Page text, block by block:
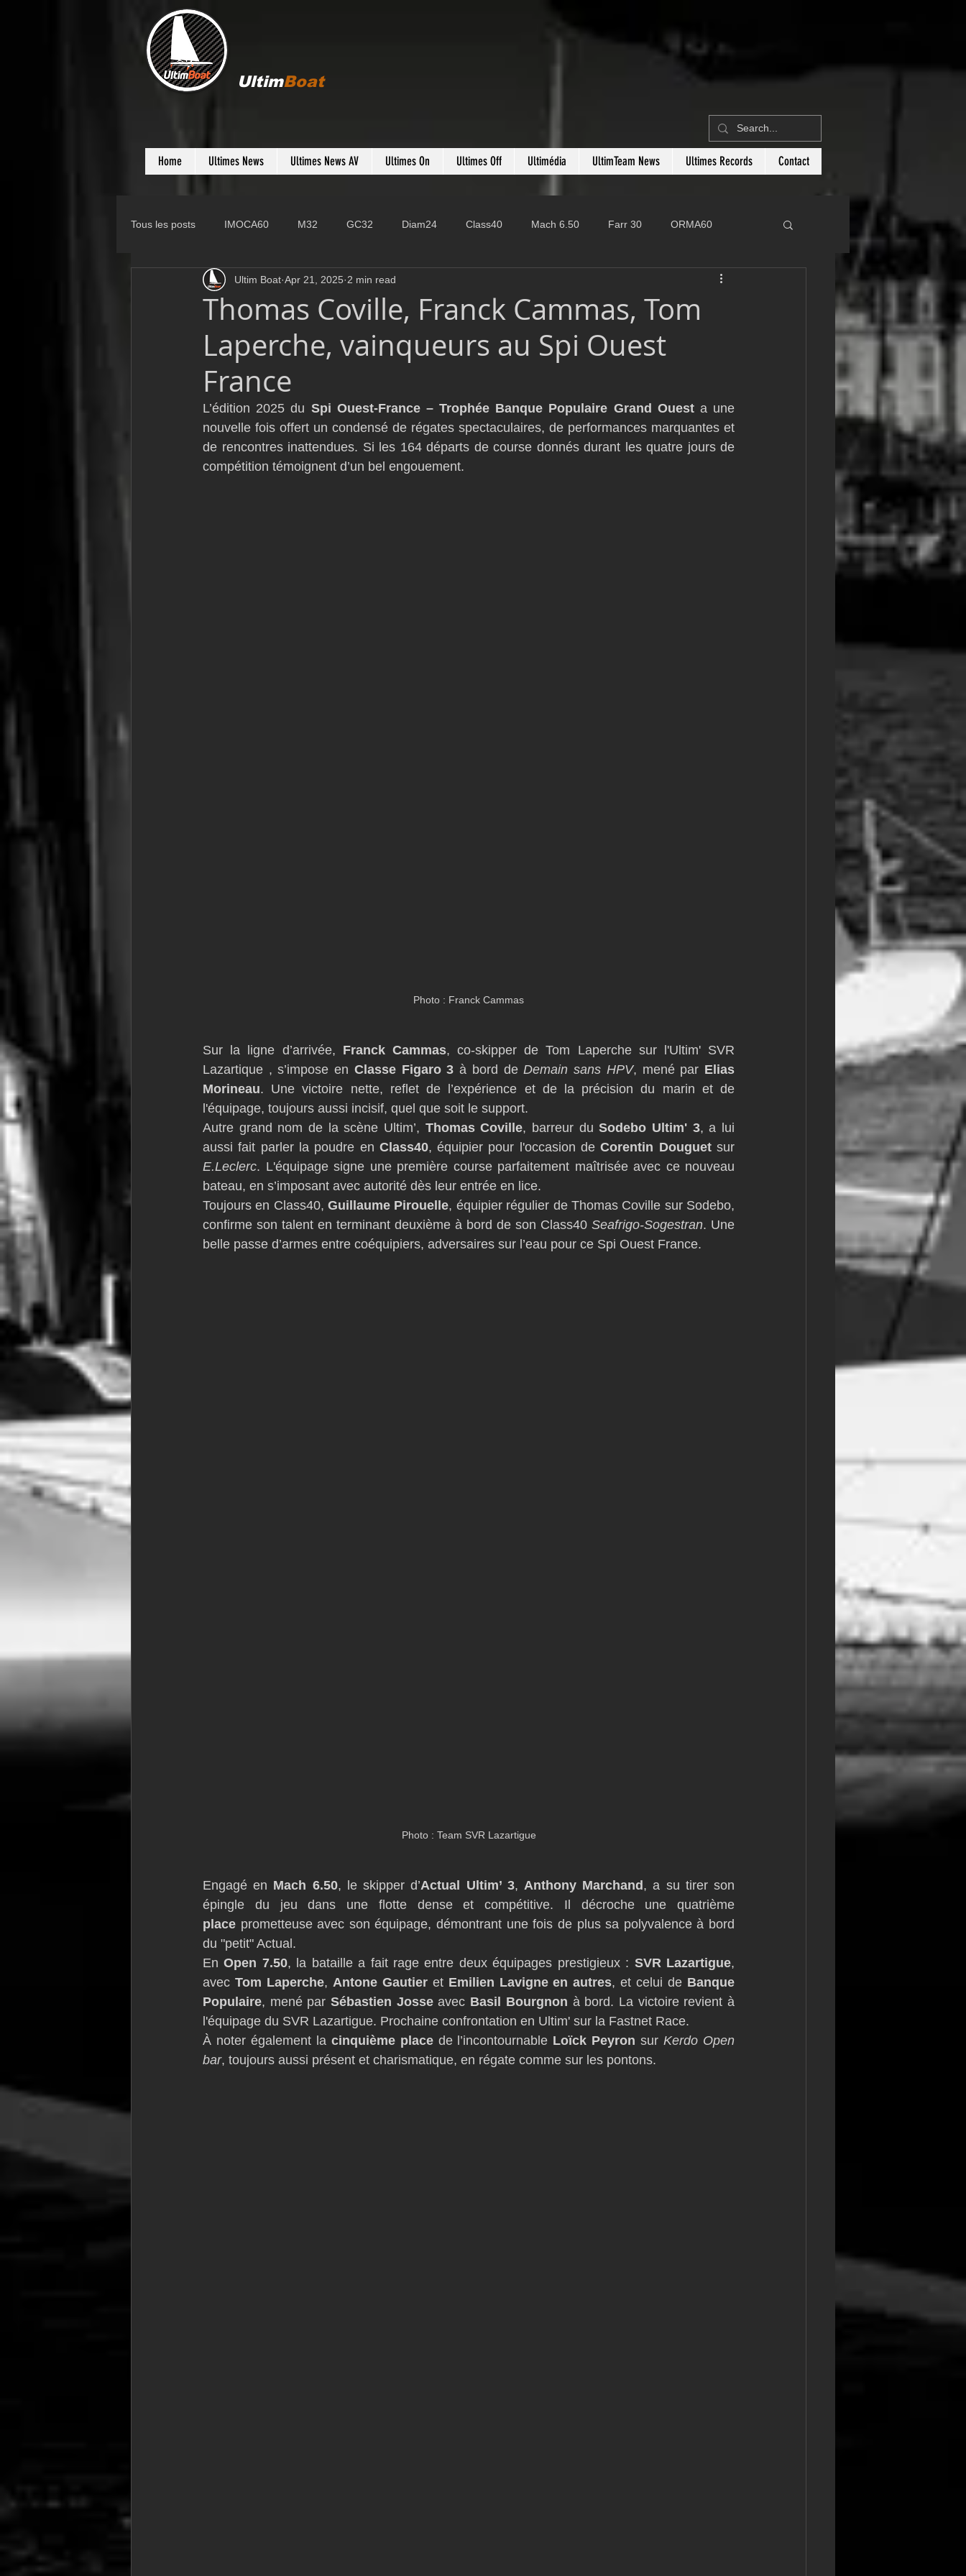
UltimBoat
Home Ultimes News Ultimes News AV Ultimes On Ultimes Off Ultimédia UltimTeam News Ultimes Records Contact
Tous les posts IMOCA60 M32 GC32 Diam24 Class40 Mach 6.50 Farr 30 ORMA60
D35 Farr 280 Fast 40
Class Rhum JMD54 Botin 52 Classe 50 Figaro 3 Flying Phantom
Thomas Coville, Franck Cammas, Tom
Laperche, vainqueurs au Spi Ouest
France
Ultim Boat Apr 21, 2025 2 min read
L’édition 2025 du Spi Ouest-France – Trophée Banque Populaire Grand Ouest a une
nouvelle fois offert un condensé de régates spectaculaires, de performances marquantes et
de rencontres inattendues. Si les 164 départs de course donnés durant les quatre jours de
compétition témoignent d’un bel engouement.
Photo : Franck Cammas
Sur la ligne d’arrivée, Franck Cammas, co-skipper de Tom Laperche sur l'Ultim' SVR
Lazartique , s’impose en Classe Figaro 3 à bord de Demain sans HPV, mené par Elias
Morineau. Une victoire nette, reflet de l’expérience et de la précision du marin et de
l'équipage, toujours aussi incisif, quel que soit le support.
Autre grand nom de la scène Ultim’, Thomas Coville, barreur du Sodebo Ultim' 3, a lui
aussi fait parler la poudre en Class40, équipier pour l'occasion de Corentin Douguet
E.Leclerc. L'équipage signe une première course parfaitement maîtrisée avec ce nouveau
bateau, en s’imposant avec autorité dès leur entrée en lice.
Toujours en Class40, Guillaume Pirouelle, équipier régulier de Thomas Coville sur Sodebo,
confirme son talent en terminant deuxième à bord de son Class40 Seafrigo-Sogestran. Une
belle passe d’armes entre coéquipiers, adversaires sur l’eau pour ce Spi Ouest France.
Photo : Team SVR Lazartigue
Engagé en Mach 6.50, le skipper d’Actual Ultim’ 3, Anthony Marchand, a su tirer son
épingle du jeu dans une flotte dense et compétitive. Il décroche une quatrième
place prometteuse avec son équipage, démontrant une fois de plus sa polyvalence à bord
du "petit" Actual.
En Open 7.50, la bataille a fait rage entre deux équipages prestigieux : SVR Lazartigue,
avec Tom Laperche, Antone Gautier et Emilien Lavigne en autres, et celui de Banque
Populaire, mené par Sébastien Josse avec Basil Bourgnon à bord. La victoire revient à
l'équipage du SVR Lazartigue. Prochaine confrontation en Ultim' sur la Fastnet Race.
À noter également la cinquième place de l’incontournable Loïck Peyron sur Kerdo Open
bar, toujours aussi présent et charismatique, en régate comme sur les pontons.